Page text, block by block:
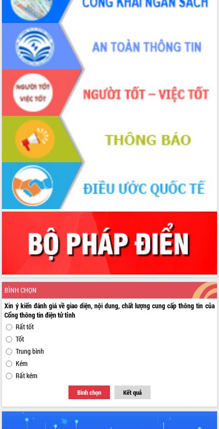
BÌNH CHỌN
Xin ý kiến đánh giá về giao diện, nội dung, chất lượng cung cấp thông tin của
Cổng thông tin điện tử tỉnh
Rất tốt
Tốt
Trung bình
Kém
Rất kém
Bình chọn Kết quả